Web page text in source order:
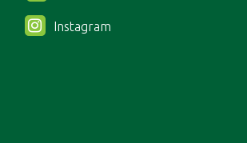
Instagram